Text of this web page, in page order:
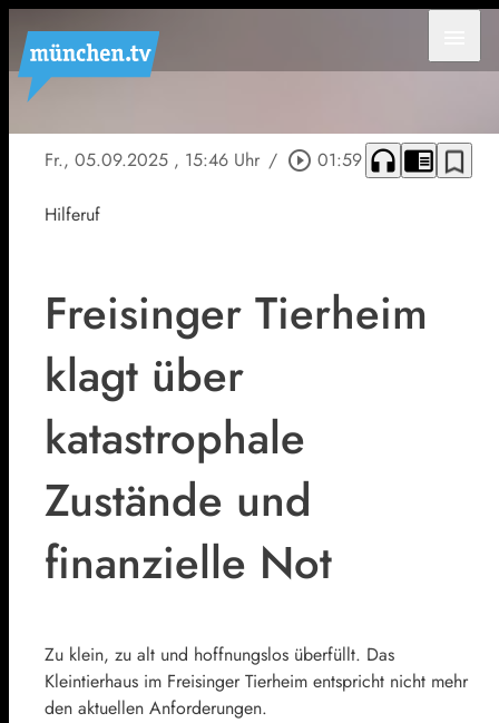
Fr., 05.09.2025 , 15:46 Uhr / play_circle_outline 01:59 headphones chrome_reader_mode bookmark_border
Hilferuf
Freisinger Tierheim
klagt über
katastrophale
Zustände und
finanzielle Not
Zu klein, zu alt und hoffnungslos überfüllt. Das
Kleintierhaus im Freisinger Tierheim entspricht nicht mehr
den aktuellen Anforderungen.